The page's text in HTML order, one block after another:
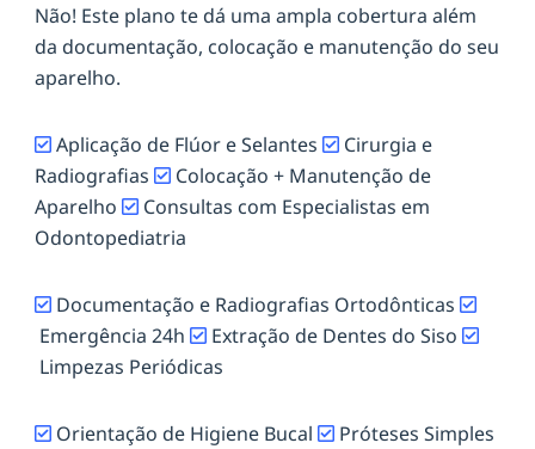
Não! Este plano te dá uma ampla cobertura além
da documentação, colocação e manutenção do seu
aparelho.
Aplicação de Flúor e Selantes
Cirurgia e
Radiografias
Colocação + Manutenção de
Aparelho
Consultas com Especialistas em
Odontopediatria
Documentação e Radiografias Ortodônticas
Emergência 24h
Extração de Dentes do Siso
Limpezas Periódicas
Orientação de Higiene Bucal
Próteses Simples